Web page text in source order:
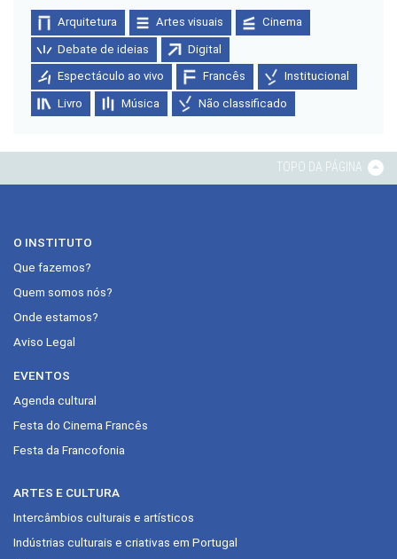
Arquitetura Artes visuais Cinema
Debate de ideias Digital
Espectáculo ao vivo Francês Institucional
Livro Música Não classificado
TOPO DA PÁGINA
O INSTITUTO
Que fazemos?
Quem somos nós?
Onde estamos?
Aviso Legal
EVENTOS
Agenda cultural
Festa do Cinema Francês
Festa da Francofonia
ARTES E CULTURA
Intercâmbios culturais e artísticos
Indústrias culturais e criativas em Portugal